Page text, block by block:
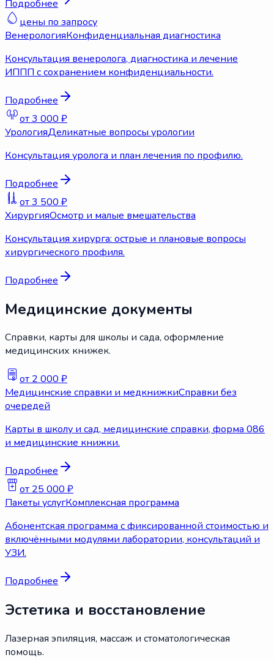
Подробнее
цены по запросу
ВенерологияКонфиденциальная диагностика
Консультация венеролога, диагностика и лечение
ИППП с сохранением конфиденциальности.
Подробнее
от 3 000 ₽
УрологияДеликатные вопросы урологии
Консультация уролога и план лечения по профилю.
Подробнее
от 3 500 ₽
ХирургияОсмотр и малые вмешательства
Консультация хирурга: острые и плановые вопросы
хирургического профиля.
Подробнее
Медицинские документы
Справки, карты для школы и сада, оформление
медицинских книжек.
от 2 000 ₽
Медицинские справки и медкнижкиСправки без
очередей
Карты в школу и сад, медицинские справки, форма 086
и медицинские книжки.
Подробнее
от 25 000 ₽
Пакеты услугКомплексная программа
Абонентская программа с фиксированной стоимостью и
включёнными модулями лаборатории, консультаций и
УЗИ.
Подробнее
Эстетика и восстановление
Лазерная эпиляция, массаж и стоматологическая
помощь.